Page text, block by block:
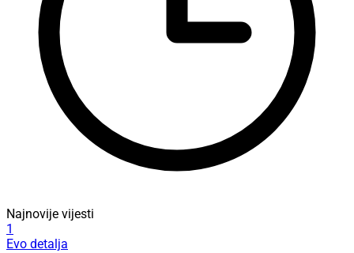
Najnovije vijesti
1
Evo detalja